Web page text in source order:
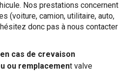
Nos prestations concernent
(voiture, camion, utilitaire, auto,
donc pas à nous contacter
cas de crevaison
ou remplacement valve